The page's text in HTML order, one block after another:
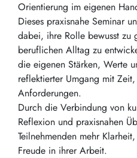
Orientierung im eigenen
Dieses praxisnahe Seminar
dabei, ihre Rolle bewusst zu
beruflichen Alltag zu
die eigenen Stärken, Werte
reflektierter Umgang mit
Anforderungen.
Durch die Verbindung von
Reflexion und praxisnahen
Teilnehmenden mehr
Freude in ihrer Arbeit.